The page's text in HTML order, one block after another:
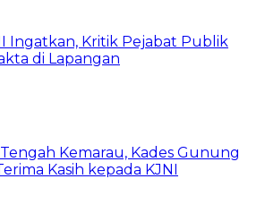
Ingatkan, Kritik Pejabat Publik
di Lapangan
Kemarau, Kades Gunung
Kasih kepada KJNI